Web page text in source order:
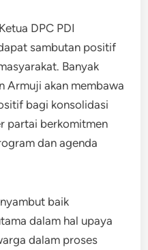
DPC PDI
sambutan positif
Banyak
Armuji akan membawa
bagi konsolidasi
partai berkomitmen
dan agenda
baik
dalam hal upaya
dalam proses